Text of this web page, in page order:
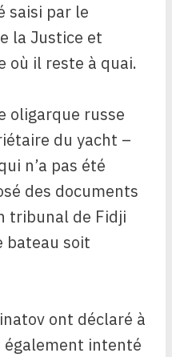
saisi par le
la Justice et
où il reste à quai.
oligarque russe
du yacht –
n’a pas été
des documents
tribunal de Fidji
bateau soit
ont déclaré à
également intenté